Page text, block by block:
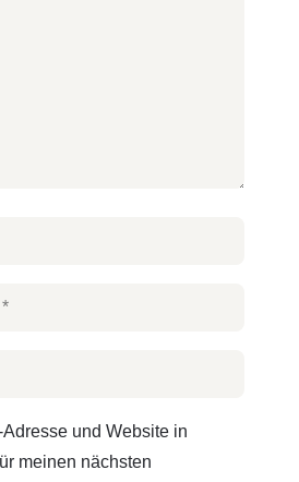
und Website in
meinen nächsten